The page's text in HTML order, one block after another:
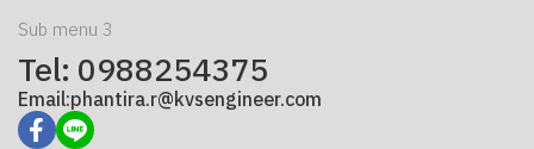
Sub menu 3
Tel: 0988254375
Email:phantira.r@kvsengineer.com